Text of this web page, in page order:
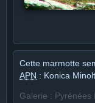
Cette marmotte
APN : Konica
Galerie : Pyrénées